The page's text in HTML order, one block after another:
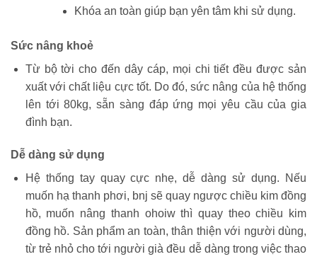
Khóa an toàn giúp bạn yên tâm khi sử dụng.
Sức nâng khoẻ
Từ bộ tời cho đến dây cáp, mọi chi tiết đều được sản
xuất với chất liệu cực tốt. Do đó, sức nâng của hệ thống
lên tới 80kg, sẵn sàng đáp ứng mọi yêu cầu của gia
đình bạn.
Dễ dàng sử dụng
Hệ thống tay quay cực nhẹ, dễ dàng sử dụng. Nếu
muốn hạ thanh phơi, bnj sẽ quay ngược chiều kim đồng
hồ, muốn nâng thanh ohoiw thì quay theo chiều kim
đồng hồ. Sản phẩm an toàn, thân thiện với người dùng,
từ trẻ nhỏ cho tới người già đều dễ dàng trong việc thao